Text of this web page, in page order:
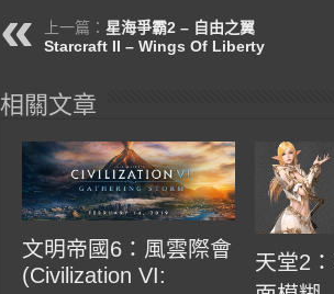
上一篇： 星海爭霸2 – 自由之翼
Starcraft II – Wings Of Liberty
相關文章
文明帝國6：風雲際會
(Civilization VI:
天堂2